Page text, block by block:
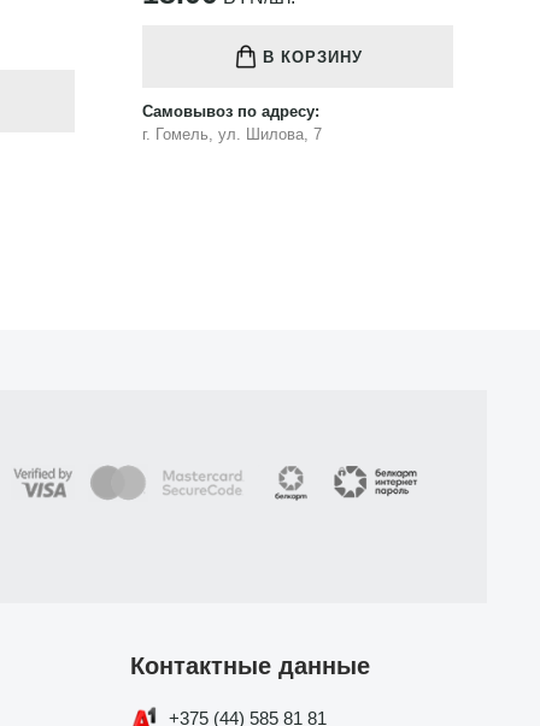
В КОРЗИНУ
Самовывоз по адресу:
г. Гомель, ул. Шилова, 7
Контактные данные
+375 (44) 585 81 81